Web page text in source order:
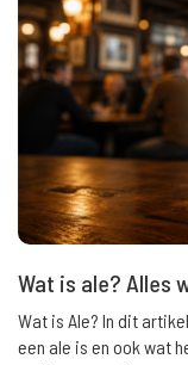
Wat is ale? Alles
Wat is Ale? In dit
een ale is en ook wat